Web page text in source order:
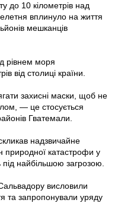
до 10 кілометрів над
вплинуло на життя
мешканців
рівнем моря
від столиці країни.
захисні маски, щоб не
— це стосується
Гватемали.
надзвичайне
природної катастрофи у
під найбільшою загрозою.
висловили
та запропонували уряду